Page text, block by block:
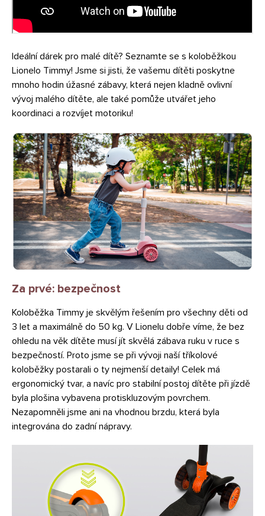
Ideální dárek pro malé dítě? Seznamte se s koloběžkou
Lionelo Timmy! Jsme si jisti, že vašemu dítěti poskytne
mnoho hodin úžasné zábavy, která nejen kladně ovlivní
vývoj malého dítěte, ale také pomůže utvářet jeho
koordinaci a rozvíjet motoriku!
Za prvé: bezpečnost
Koloběžka Timmy je skvělým řešením pro všechny děti od
3 let a maximálně do 50 kg. V Lionelu dobře víme, že bez
ohledu na věk dítěte musí jít skvělá zábava ruku v ruce s
bezpečností. Proto jsme se při vývoji naší tříkolové
koloběžky postarali o ty nejmenší detaily! Celek má
ergonomický tvar, a navíc pro stabilní postoj dítěte při jízdě
byla plošina vybavena protiskluzovým povrchem.
Nezapomněli jsme ani na vhodnou brzdu, která byla
integrována do zadní nápravy.